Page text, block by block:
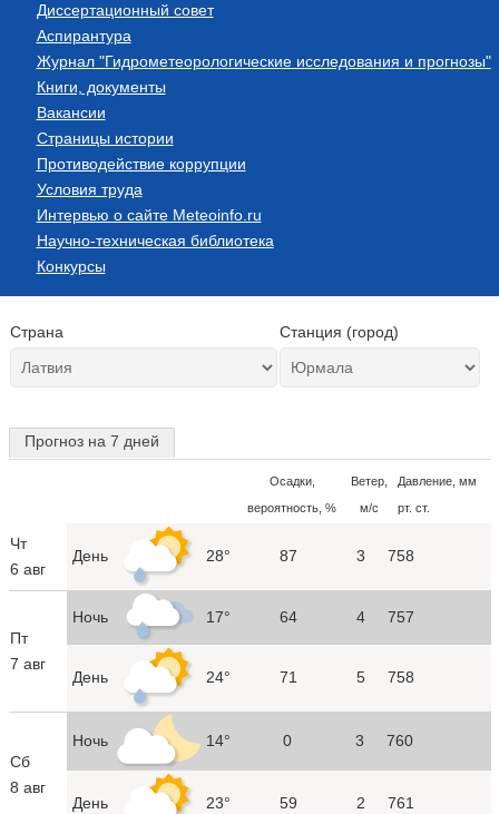
Диссертационный совет
Аспирантура
Журнал "Гидрометеорологические исследования и прогнозы"
Книги, документы
Вакансии
Страницы истории
Противодействие коррупции
Условия труда
Интервью о сайте Meteoinfo.ru
Научно-техническая библиотека
Конкурсы
Страна Станция (город)
Прогноз на 7 дней
Осадки,
вероятность, %
Ветер,
м/с
Давление, мм
рт. ст.
Чт
6 авг
День 28° 87 3 758
Пт
7 авг
Ночь 17° 64 4 757
День 24° 71 5 758
Сб
8 авг
Ночь 14° 0 3 760
День 23° 59 2 761